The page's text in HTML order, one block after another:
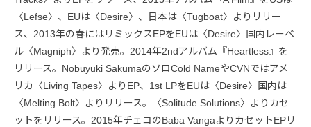
〈Lefse〉、EUは〈Desire〉、日本は〈Tugboat〉よりリリー
ス、2013年の春にはリミックスEPをEUは〈Desire〉国内レーベ
ル〈Magniph〉より発売。2014年2ndアルバム『Heartless』を
リリース。Nobuyuki SakumaのソロCold NameやCVNではアメ
リカ〈Living Tapes〉よりEP、1st LPをEUは〈Desire〉国内は
〈Melting Bolt〉よりリリース。〈Solitude Solutions〉よりカセ
ットをリリース。2015年チェコのBaba VangaよりカセットEPリ